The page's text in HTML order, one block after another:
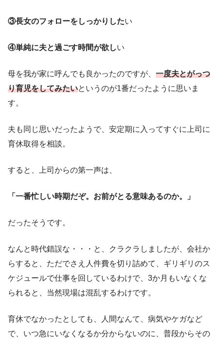
③長女のフォローをしっかりしたい
④単純に夫と過ごす時間が欲しい
母を我が家に呼んでも良かったのですが、 一度夫とがっつ
り育児をしてみたいというのが1番だったように思いま
す。
夫も同じ思いだったようで、安定期に入ってすぐに上司に
育休取得を相談。
すると、上司からの第一声は、
「一番忙しい時期だぞ。お前がとる意味あるのか。」
だったそうです。
なんと時代錯誤な・・・と、クラクラしましたが、会社か
らすると、ただでさえ人件費を切り詰めて、ギリギリのス
ケジュールで仕事を回しているわけで、3か月もいなくな
られると、当然現場は混乱するわけです。
育休でなかったとしても、人間なんて、病気やケガなど
で、いつ急にいなくなるか分からないのに、普段からその